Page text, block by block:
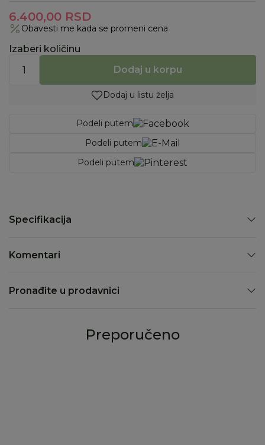
6.400,00 RSD
Obavesti me kada se promeni cena
Izaberi količinu
Dodaj u korpu
Dodaj u listu želja
Podeli putem
Podeli putem
Podeli putem
Specifikacija
Komentari
Pronađite u prodavnici
Preporučeno